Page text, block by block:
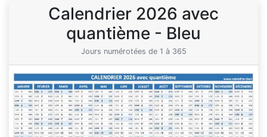
Calendrier 2026 avec
quantième - Bleu
Jours numérotées de 1 à 365